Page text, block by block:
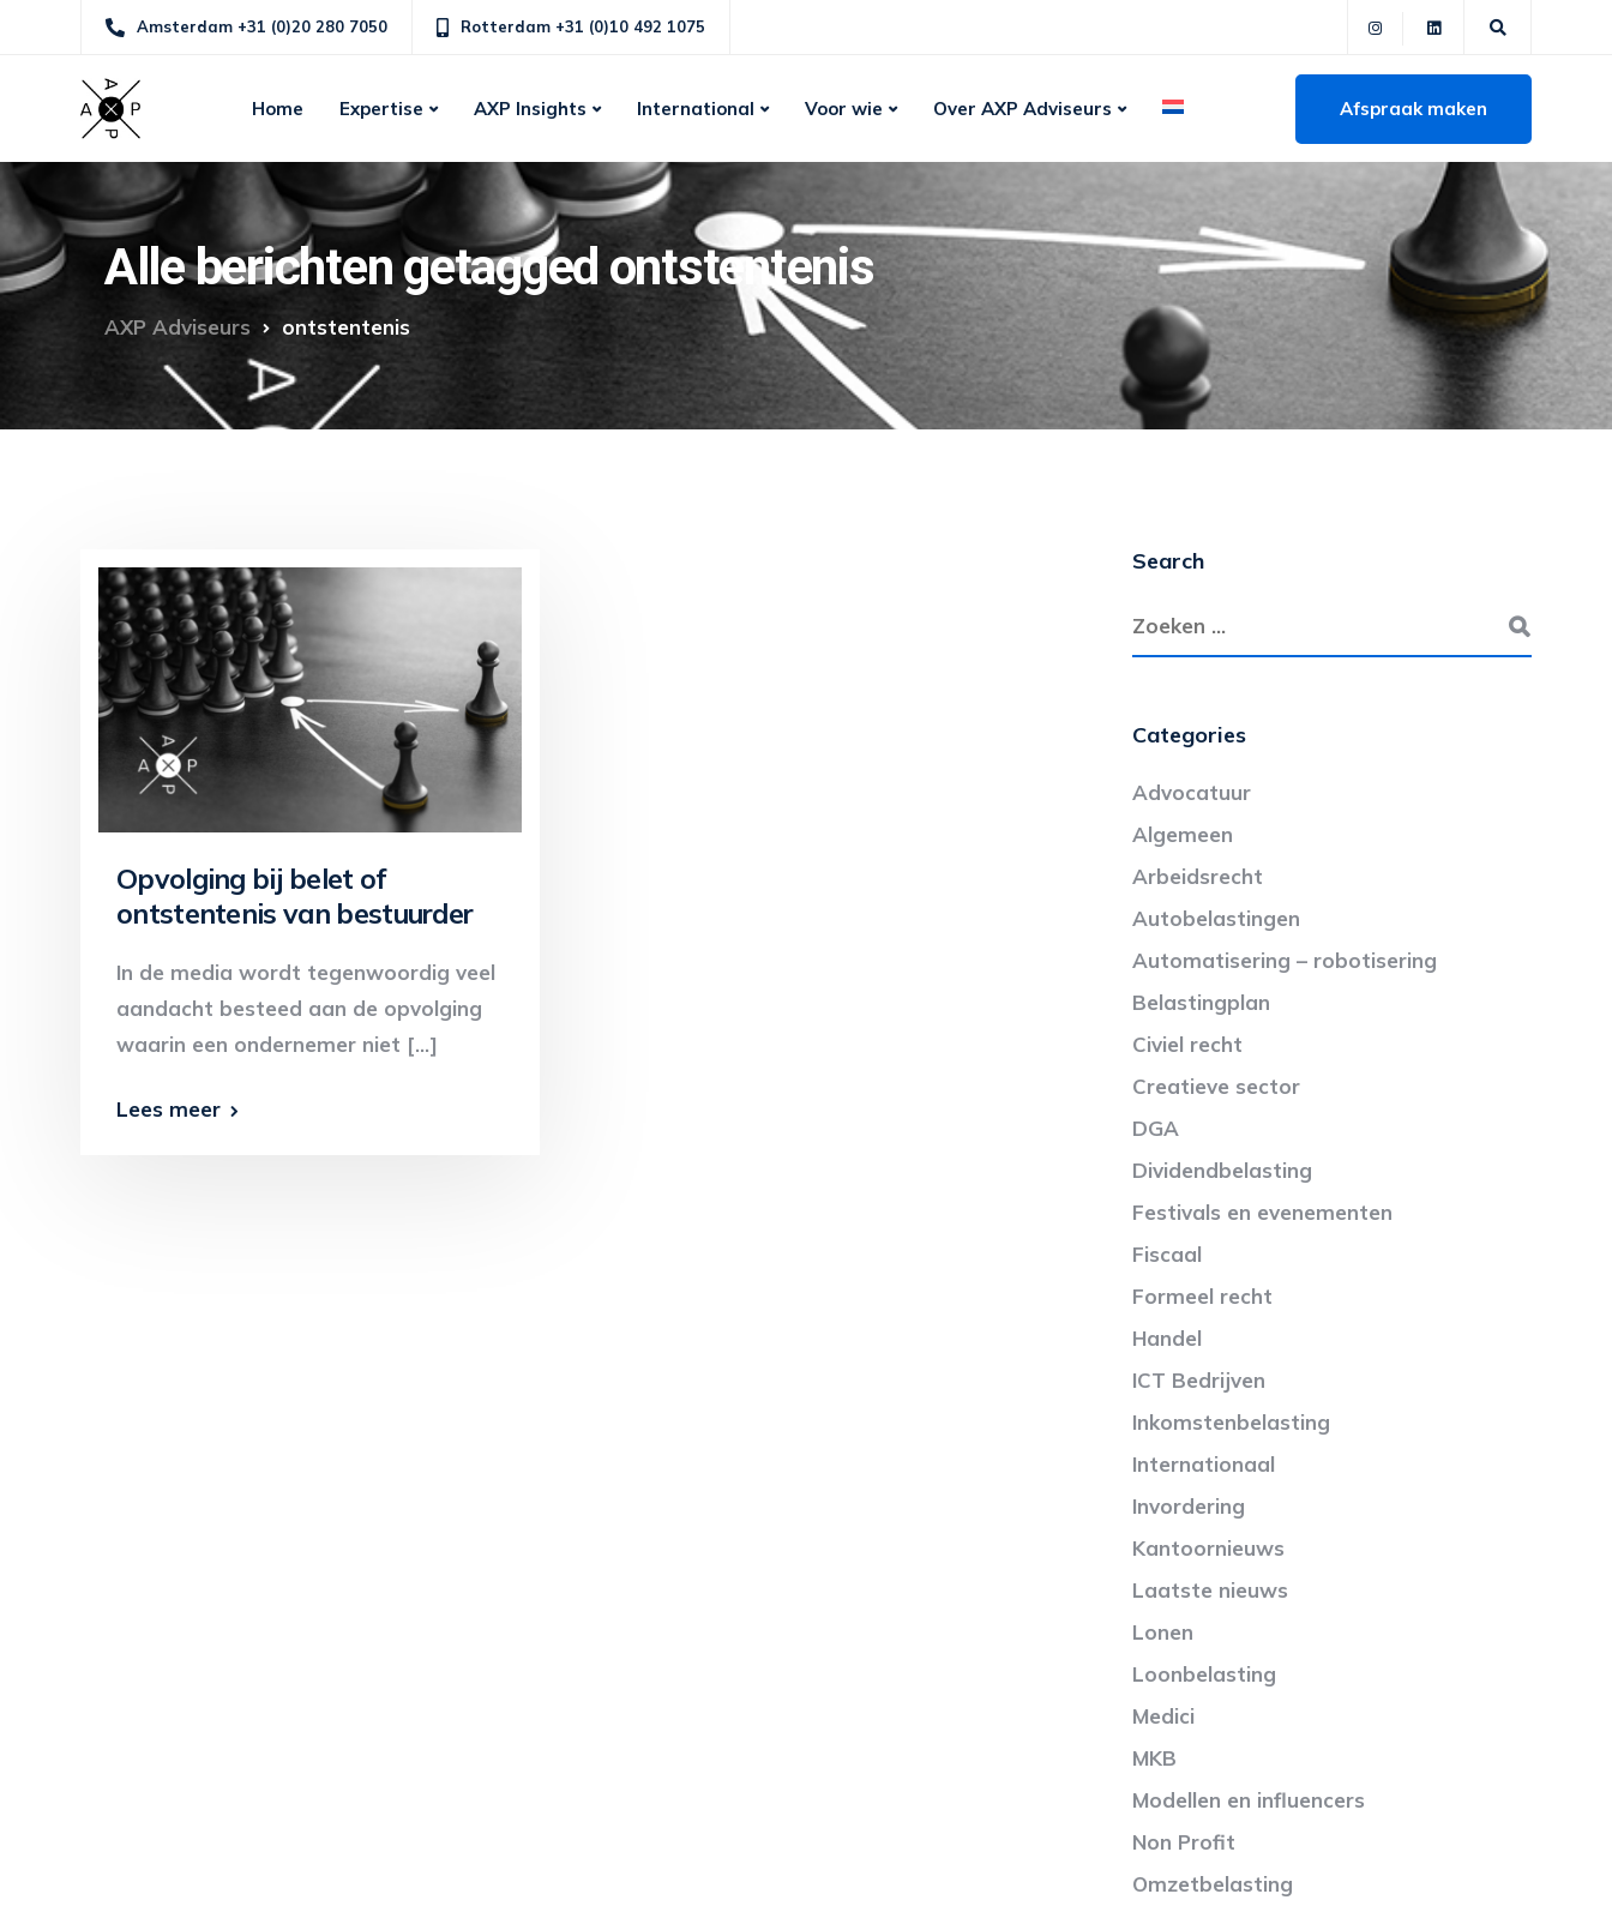
Amsterdam +31 (0)20 280 7050 Rotterdam +31 (0)10 492 1075
Home Expertise AXP Insights International Voor wie Over AXP Adviseurs Afspraak maken
Alle berichten getagged ontstentenis
AXP Adviseurs ontstentenis
Opvolging bij belet of
ontstentenis van bestuurder
In de media wordt tegenwoordig veel
aandacht besteed aan de opvolging
waarin een ondernemer niet […]
Lees meer
Search
Categories
Advocatuur
Algemeen
Arbeidsrecht
Autobelastingen
Automatisering – robotisering
Belastingplan
Civiel recht
Creatieve sector
DGA
Dividendbelasting
Festivals en evenementen
Fiscaal
Formeel recht
Handel
ICT Bedrijven
Inkomstenbelasting
Internationaal
Invordering
Kantoornieuws
Laatste nieuws
Lonen
Loonbelasting
Medici
MKB
Modellen en influencers
Non Profit
Omzetbelasting